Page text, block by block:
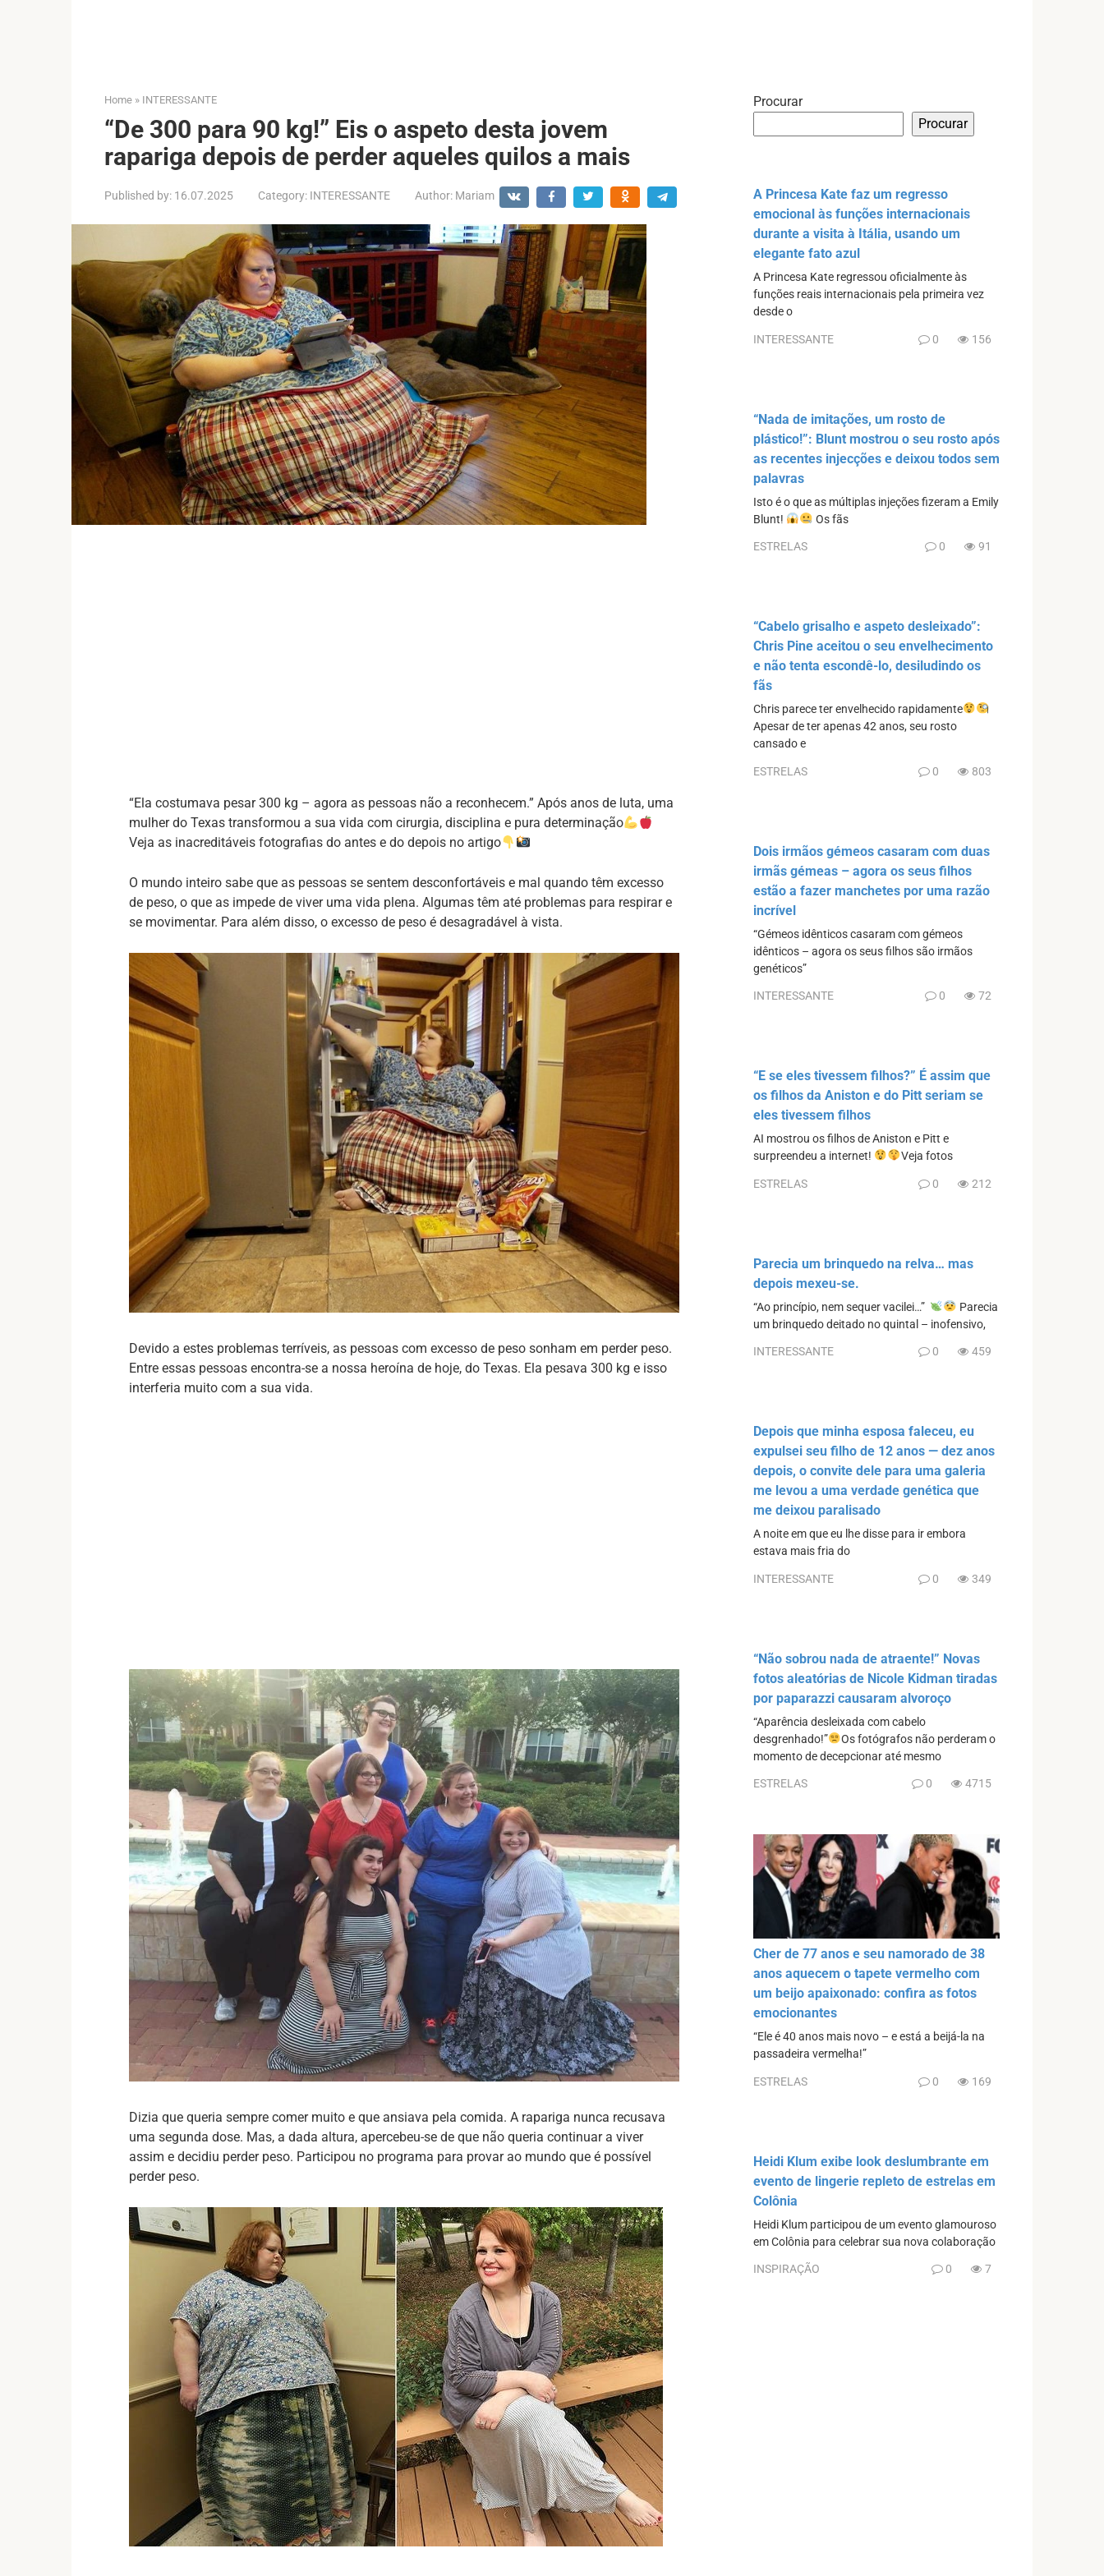
Home » INTERESSANTE
“De 300 para 90 kg!” Eis o aspeto desta jovem
rapariga depois de perder aqueles quilos a mais
Published by: 16.07.2025 Category: INTERESSANTE Author: Mariam
“Ela costumava pesar 300 kg – agora as pessoas não a reconhecem.” Após anos de luta, uma
mulher do Texas transformou a sua vida com cirurgia, disciplina e pura determinação
Veja as inacreditáveis fotografias do antes e do depois no artigo
O mundo inteiro sabe que as pessoas se sentem desconfortáveis e mal quando têm excesso
de peso, o que as impede de viver uma vida plena. Algumas têm até problemas para respirar e
se movimentar. Para além disso, o excesso de peso é desagradável à vista.
Devido a estes problemas terríveis, as pessoas com excesso de peso sonham em perder peso.
Entre essas pessoas encontra-se a nossa heroína de hoje, do Texas. Ela pesava 300 kg e isso
interferia muito com a sua vida.
Dizia que queria sempre comer muito e que ansiava pela comida. A rapariga nunca recusava
uma segunda dose. Mas, a dada altura, apercebeu-se de que não queria continuar a viver
assim e decidiu perder peso. Participou no programa para provar ao mundo que é possível
perder peso.
Procurar
Procurar
A Princesa Kate faz um regresso
emocional às funções internacionais
durante a visita à Itália, usando um
elegante fato azul
A Princesa Kate regressou oficialmente às
funções reais internacionais pela primeira vez
desde o
INTERESSANTE 0 156
“Nada de imitações, um rosto de
plástico!”: Blunt mostrou o seu rosto após
as recentes injecções e deixou todos sem
palavras
Isto é o que as múltiplas injeções fizeram a Emily
Blunt!
Os fãs
ESTRELAS 0 91
“Cabelo grisalho e aspeto desleixado”:
Chris Pine aceitou o seu envelhecimento
e não tenta escondê-lo, desiludindo os
fãs
Chris parece ter envelhecido rapidamente
Apesar de ter apenas 42 anos, seu rosto
cansado e
ESTRELAS 0 803
Dois irmãos gémeos casaram com duas
irmãs gémeas – agora os seus filhos
estão a fazer manchetes por uma razão
incrível
“Gémeos idênticos casaram com gémeos
idênticos – agora os seus filhos são irmãos
genéticos”
INTERESSANTE 0 72
“E se eles tivessem filhos?” É assim que
os filhos da Aniston e do Pitt seriam se
eles tivessem filhos
AI mostrou os filhos de Aniston e Pitt e
surpreendeu a internet!
Veja fotos
ESTRELAS 0 212
Parecia um brinquedo na relva… mas
depois mexeu-se.
“Ao princípio, nem sequer vacilei…”
Parecia
um brinquedo deitado no quintal – inofensivo,
INTERESSANTE 0 459
Depois que minha esposa faleceu, eu
expulsei seu filho de 12 anos — dez anos
depois, o convite dele para uma galeria
me levou a uma verdade genética que
me deixou paralisado
A noite em que eu lhe disse para ir embora
estava mais fria do
INTERESSANTE 0 349
“Não sobrou nada de atraente!” Novas
fotos aleatórias de Nicole Kidman tiradas
por paparazzi causaram alvoroço
“Aparência desleixada com cabelo
desgrenhado!”
Os fotógrafos não perderam o
momento de decepcionar até mesmo
ESTRELAS 0 4715
Cher de 77 anos e seu namorado de 38
anos aquecem o tapete vermelho com
um beijo apaixonado: confira as fotos
emocionantes
“Ele é 40 anos mais novo – e está a beijá-la na
passadeira vermelha!”
ESTRELAS 0 169
Heidi Klum exibe look deslumbrante em
evento de lingerie repleto de estrelas em
Colônia
Heidi Klum participou de um evento glamouroso
em Colônia para celebrar sua nova colaboração
INSPIRAÇÃO 0 7